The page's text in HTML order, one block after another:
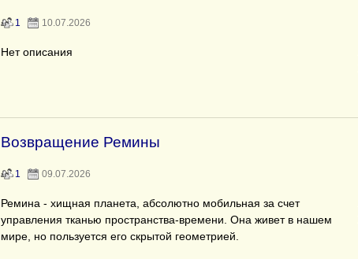
1 10.07.2026
Нет описания
Возвращение Ремины
1 09.07.2026
Ремина - хищная планета, абсолютно мобильная за счет
управления тканью пространства-времени. Она живет в нашем
мире, но пользуется его скрытой геометрией.